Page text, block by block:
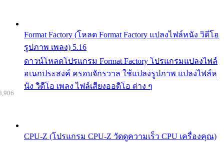
Format Factory (โหลด Format Factory แปลงไฟล์หนัง วิดีโอ
รูปภาพ เพลง) 5.16
ดาวน์โหลดโปรแกรม Format Factory โปรแกรมแปลงไฟล์
อเนกประสงค์ ครอบจักรวาล ใช้แปลงรูปภาพ แปลงไฟล์ห
นัง วิดีโอ เพลง ไฟล์เสียงออดิโอ ต่าง ๆ
CPU-Z (โปรแกรม CPU-Z วัดดูความเร็ว CPU เครื่องคุณ)